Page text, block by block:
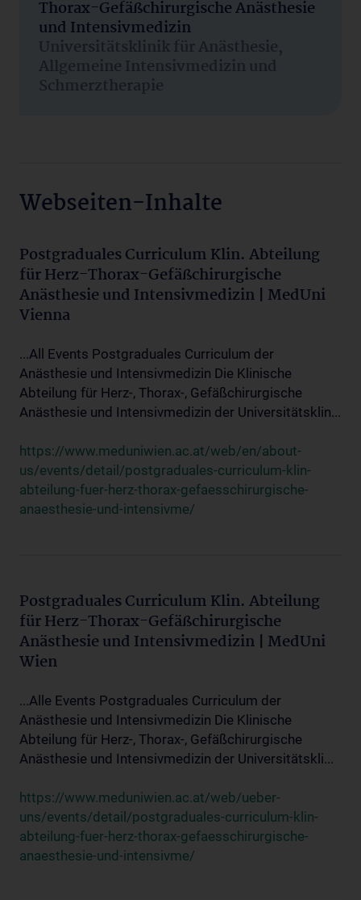
Thorax-Gefäßchirurgische Anästhesie
und Intensivmedizin
Universitätsklinik für Anästhesie,
Allgemeine Intensivmedizin und
Schmerztherapie
Webseiten-Inhalte
Postgraduales Curriculum Klin. Abteilung
für Herz-Thorax-Gefäßchirurgische
Anästhesie und Intensivmedizin | MedUni
Vienna
...All Events Postgraduales Curriculum der
Anästhesie und Intensivmedizin Die Klinische
Abteilung für Herz-, Thorax-, Gefäßchirurgische
Anästhesie und Intensivmedizin der Universitätsklin...
https://www.meduniwien.ac.at/web/en/about-
us/events/detail/postgraduales-curriculum-klin-
abteilung-fuer-herz-thorax-gefaesschirurgische-
anaesthesie-und-intensivme/
Postgraduales Curriculum Klin. Abteilung
für Herz-Thorax-Gefäßchirurgische
Anästhesie und Intensivmedizin | MedUni
Wien
...Alle Events Postgraduales Curriculum der
Anästhesie und Intensivmedizin Die Klinische
Abteilung für Herz-, Thorax-, Gefäßchirurgische
Anästhesie und Intensivmedizin der Universitätskli...
https://www.meduniwien.ac.at/web/ueber-
uns/events/detail/postgraduales-curriculum-klin-
abteilung-fuer-herz-thorax-gefaesschirurgische-
anaesthesie-und-intensivme/